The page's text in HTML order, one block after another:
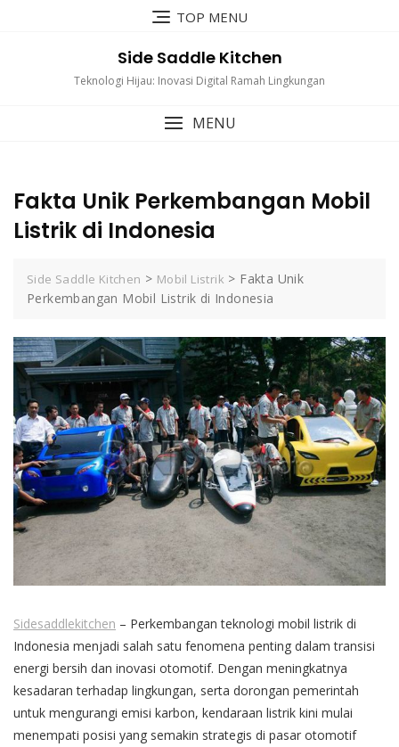
TOP MENU
Side Saddle Kitchen
Teknologi Hijau: Inovasi Digital Ramah Lingkungan
MENU
Fakta Unik Perkembangan Mobil
Listrik di Indonesia
Side Saddle Kitchen > Mobil Listrik > Fakta Unik
Perkembangan Mobil Listrik di Indonesia
Sidesaddlekitchen – Perkembangan teknologi mobil listrik di
Indonesia menjadi salah satu fenomena penting dalam transisi
energi bersih dan inovasi otomotif. Dengan meningkatnya
kesadaran terhadap lingkungan, serta dorongan pemerintah
untuk mengurangi emisi karbon, kendaraan listrik kini mulai
menempati posisi yang semakin strategis di pasar otomotif